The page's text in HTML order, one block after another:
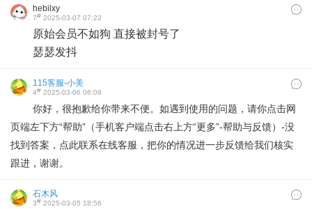
hebilxy
7# 2025-03-07 07:22
原始会员不如狗 直接被封号了
瑟瑟发抖
115客服-小美
4# 2025-03-06 06:09
你好，很抱歉给你带来不便。如遇到使用的问题，请你点击网
页端左下方“帮助”（手机客户端点击右上方“更多”-帮助与反馈）-没
找到答案，点此联系在线客服，把你的情况进一步反馈给我们核实
跟进，谢谢。
石木风
3# 2025-03-05 18:56